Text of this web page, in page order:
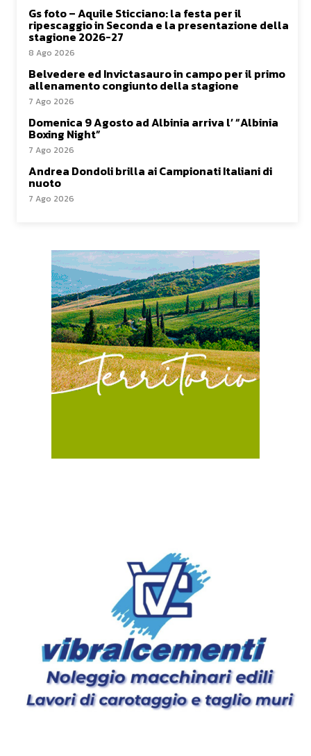
Gs foto – Aquile Sticciano: la festa per il
ripescaggio in Seconda e la presentazione della
stagione 2026-27
8 Ago 2026
Belvedere ed Invictasauro in campo per il primo
allenamento congiunto della stagione
7 Ago 2026
Domenica 9 Agosto ad Albinia arriva l’ “Albinia
Boxing Night”
7 Ago 2026
Andrea Dondoli brilla ai Campionati Italiani di
nuoto
7 Ago 2026